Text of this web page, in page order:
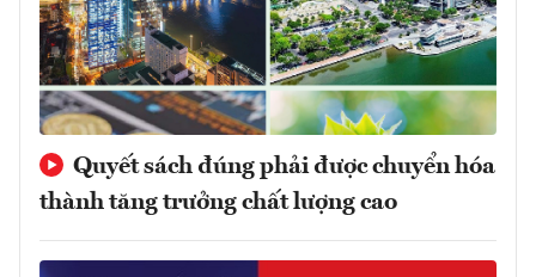
Quyết sách đúng phải được chuyển hóa
thành tăng trưởng chất lượng cao